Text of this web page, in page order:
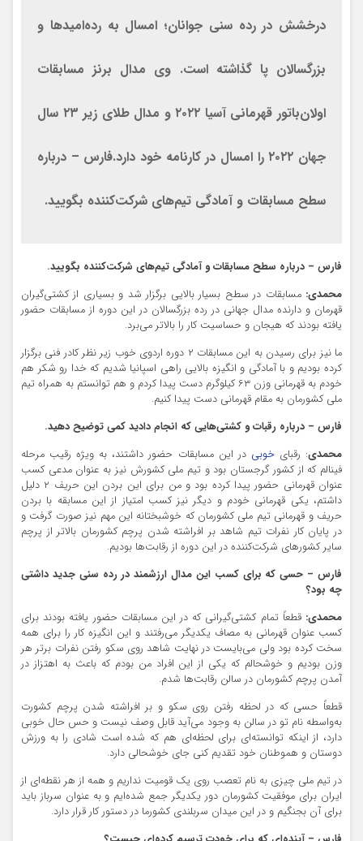
درخشش در رده سنی جوانان؛ امسال به رده‌امید‌ها و
بزرگسالان پا گذاشته است. وی مدال برنز مسابقات
اولان‌باتور قهرمانی آسیا ۲۰۲۲ و مدال طلای زیر ۲۳ سال
جهان ۲۰۲۲ را امسال در کارنامه خود دارد.فارس – درباره
سطح مسابقات و آمادگی تیم‌های شرکت‌کننده بگویید.
فارس – درباره سطح مسابقات و آمادگی تیم‌های شرکت‌کننده بگویید.
محمدی: مسابقات در سطح بسیار بالایی برگزار شد و بسیاری از کشتی‌گیران
قهرمان و دارنده مدال جهانی در رده بزرگسالان در این دوره از مسابقات حضور
یافته بودند که هیجان و حساسیت کار را بالاتر می‌برد.
ما نیز برای رسیدن به این مسابقات ۲ دوره اردوی خوب زیر نظر کادر فنی برگزار
کرده بودیم و با آمادگی و انگیزه بالایی راهی اسپانیا شدیم که خدا رو شکر هم
خودم به قهرمانی وزن ۶۳ کیلوگرم دست پیدا کردم و هم توانستم به همراه تیم
ملی کشورمان به مقام قهرمانی دست پیدا کنیم.
فارس – درباره رقبات و کشتی‌هایی که انجام دادید کمی توضیح دهید.
محمدی: رقبای خوبی در این مسابقات حضور داشتند، به ویژه رقیب مرحله
فینالم که از کشور گرجستان بود و تیم ملی کشورش نیز به عنوان مدعی کسب
عنوان قهرمانی حضور پیدا کرده بود و من برای این بردن این حریف ۲ دلیل
داشتم، یکی قهرمانی خودم و دیگر نیز کسب امتیاز از این مسابقه با بردن
حریف و قهرمانی تیم ملی کشورمان که خوشبختانه این مهم نیز صورت گرفت و
در پایان کار نفرات تیم شاهد بر افراشته شدن پرچم کشورمان بالاتر از پرچم
سایر کشور‌های شرکت‌کننده در این دوره از رقابت‌ها بودیم.
فارس – حسی که برای کسب این مدال ارزشمند در رده سنی جدید داشتی
چه بود؟
محمدی: قطعاً تمام کشتی‌گیرانی که در این مسابقات حضور یافته بودند برای
کسب عنوان قهرمانی به مصاف یکدیگر می‌رفتند و این انگیزه کار را برای همه
سخت کرده بود ولی می‌بایست در نهایت شاهد روی سکو رفتن نفرات برتر هر
وزن بودیم و خوشحالم که یکی از این افراد من بودم که باعث به اهتزاز در
آمدن پرچم کشورمان در سالن رقابت‌ها شدم.
قطعاً حسی که در لحظه رفتن روی سکو و بر افراشته شدن پرچم کشورت
به‌واسطه نام تو در سالن به وجود می‌آید قابل وصف نیست و حس حال خوبی
دارد، از اینکه توانسته‌ای برای لحظه‌ای هم که شده است شادی را به ورزش
دوستان و هموطنان خود تقدیم کنی جای خوشحالی دارد.
در تیم ملی چیزی به نام تعصب روی یک قومیت نداریم و همه از هر نقطه‌ای از
ایران برای موفقیت کشورمان دور یکدیگر جمع شده‌ایم و به عنوان سرباز باید
برای آن بجنگیم و در این میدان سربلندی کشورما در دستور کار قرار دارد.